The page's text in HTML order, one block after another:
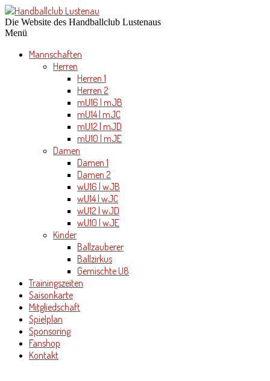
Die Website des Handballclub Lustenaus
Menü
Mannschaften
Herren
Herren 1
Herren 2
mU16 | mJB
mU14 | mJC
mU12 | mJD
mU10 | mJE
Damen
Damen 1
Damen 2
wU16 | wJB
wU14 | wJC
wU12 | wJD
wU10 | wJE
Kinder
Ballzauberer
Ballzirkus
Gemischte U8
Trainingszeiten
Saisonkarte
Mitgliedschaft
Spielplan
Sponsoring
Fanshop
Kontakt